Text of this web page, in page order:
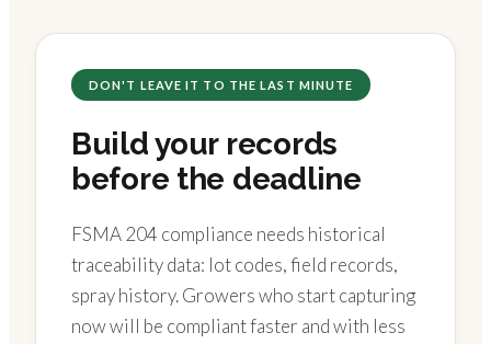
DON'T LEAVE IT TO THE LAST MINUTE
Build your records
before the deadline
FSMA 204 compliance needs historical
traceability data: lot codes, field records,
spray history. Growers who start capturing
now will be compliant faster and with less